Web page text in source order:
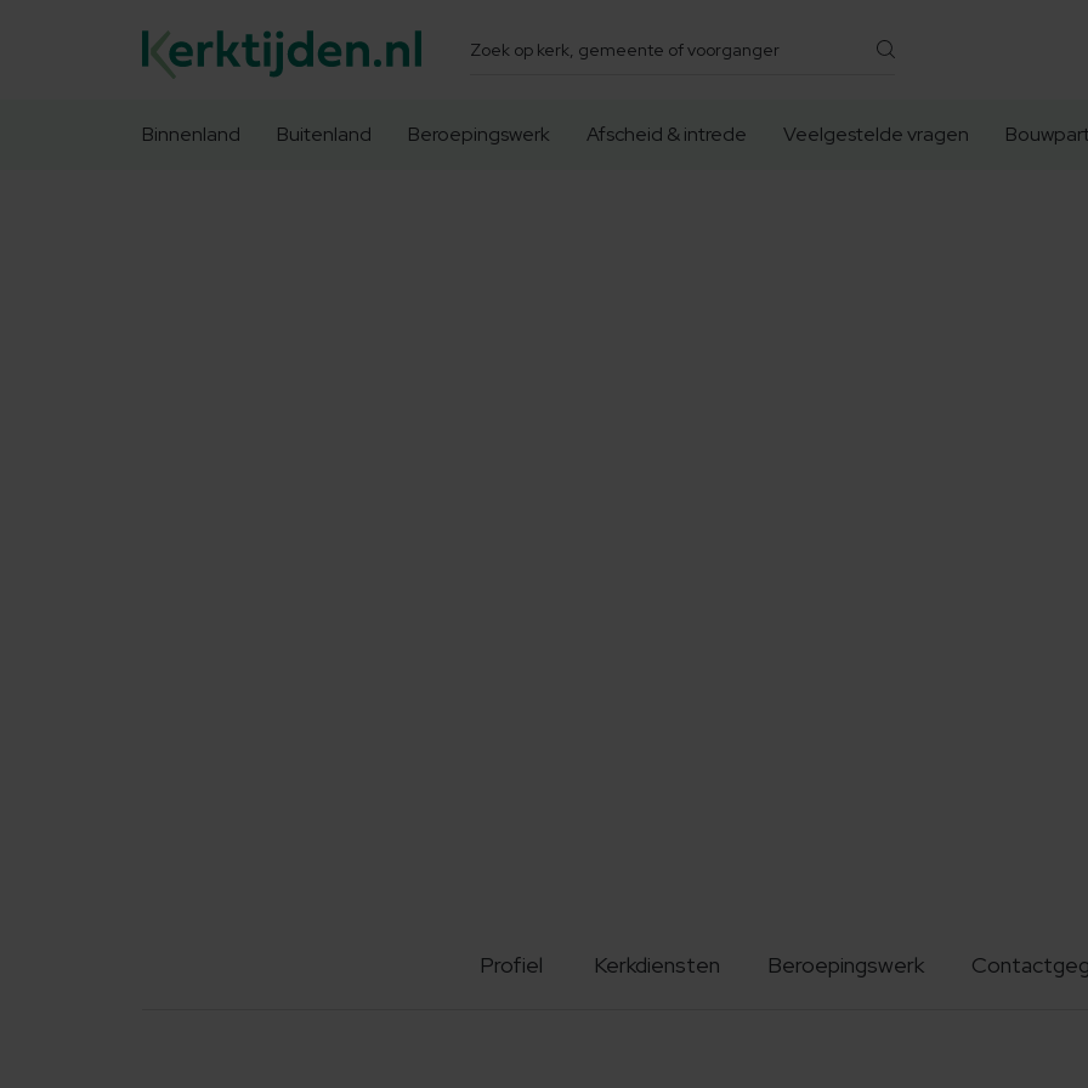
Zoeken
Binnenland Buitenland Beroepingswerk Afscheid & intrede Veelgestelde vragen
Profiel Kerkdiensten Beroepingswerk